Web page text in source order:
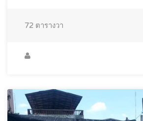
72 ตารางวา